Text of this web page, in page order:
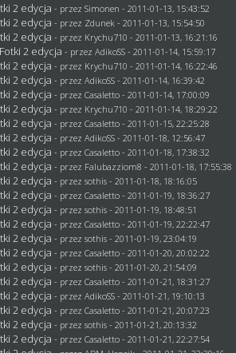
2 edycja - przezSimonen - 2011-01-13, 15:43:52
2 edycja - przez Zdunek - 2011-01-13, 15:54:50
2 edycja - przez Krychu710 - 2011-01-13, 16:21:16
2 edycja - przez AdikoSS - 2011-01-14, 15:59:17
2 edycja - przez Krychu710 - 2011-01-14, 16:22:46
2 edycja - przez AdikoSS - 2011-01-14, 16:39:42
2 edycja - przezCasaletto - 2011-01-14, 17:00:09
2 edycja - przez Krychu710 - 2011-01-14, 18:29:22
2 edycja - przezCasaletto - 2011-01-15, 22:25:28
2 edycja - przez AdikoSS - 2011-01-18, 12:56:47
2 edycja - przezCasaletto - 2011-01-18, 17:38:32
2 edycja - przez Falubazziom8 - 2011-01-18, 17:55:38
2 edycja - przezsothis - 2011-01-18, 18:16:05
2 edycja - przezCasaletto - 2011-01-19, 18:36:27
2 edycja - przezsothis - 2011-01-19, 18:48:51
2 edycja - przezCasaletto - 2011-01-19, 22:22:47
2 edycja - przezsothis - 2011-01-19, 23:04:19
2 edycja - przezCasaletto - 2011-01-20, 20:02:22
2 edycja - przezsothis - 2011-01-20, 21:54:09
2 edycja - przezCasaletto - 2011-01-21, 18:31:27
2 edycja - przez AdikoSS - 2011-01-21, 19:10:13
2 edycja - przezCasaletto - 2011-01-21, 20:07:23
2 edycja - przezsothis - 2011-01-21, 20:13:32
2 edycja - przezCasaletto - 2011-01-21, 22:27:54